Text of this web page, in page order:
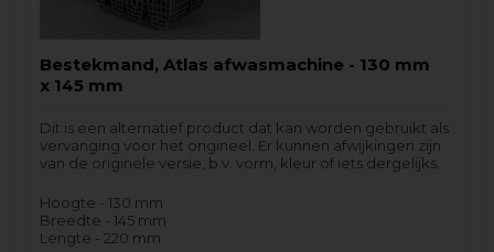
Bestekmand, Atlas afwasmachine - 130 mm
x 145 mm
Dit is een alternatief product dat kan worden gebruikt als
vervanging voor het origineel. Er kunnen afwijkingen zijn
van de originele versie, b.v. vorm, kleur of iets dergelijks.
Hoogte - 130 mm
Breedte - 145 mm
Lengte - 220 mm